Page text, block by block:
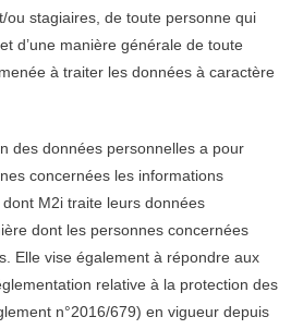
ou stagiaires, de toute personne qui
d’une manière générale de toute
à traiter les données à caractère
des données personnelles a pour
concernées les informations
M2i traite leurs données
dont les personnes concernées
Elle vise également à répondre aux
relative à la protection des
n°2016/679) en vigueur depuis